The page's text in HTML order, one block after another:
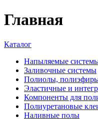
Главная
Каталог
Напыляемые
Заливочные системы
Полиолы,
Эластичные и
Компоненты для
Полиуретановые
Наливные полы